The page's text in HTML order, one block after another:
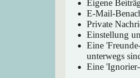
Eigene
E-Mail-
Private
Einstellung
Eine
unterwegs
Eine